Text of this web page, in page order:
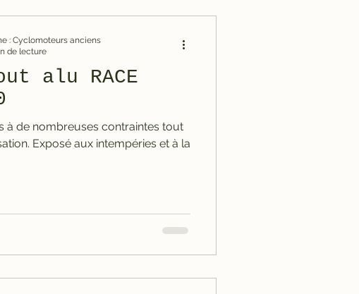
alu RACE
Exposé aux intempéries et à la
: Cyclomoteurs anciens
de lecture